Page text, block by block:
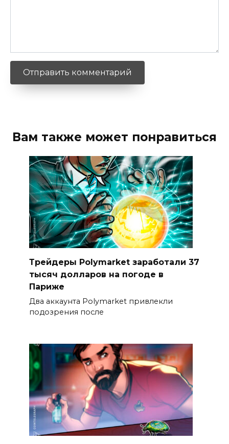
Вам также может понравиться
Трейдеры Polymarket заработали 37
тысяч долларов на погоде в
Париже
Два аккаунта Polymarket привлекли
подозрения после